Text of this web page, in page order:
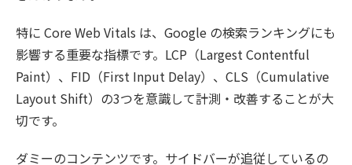
特に Core Web Vitals は、Google の検索ランキングにも
影響する重要な指標です。LCP（Largest Contentful
Paint）、FID（First Input Delay）、CLS（Cumulative
Layout Shift）の3つを意識して計測・改善することが大
切です。
ダミーのコンテンツです。サイドバーが追従しているの